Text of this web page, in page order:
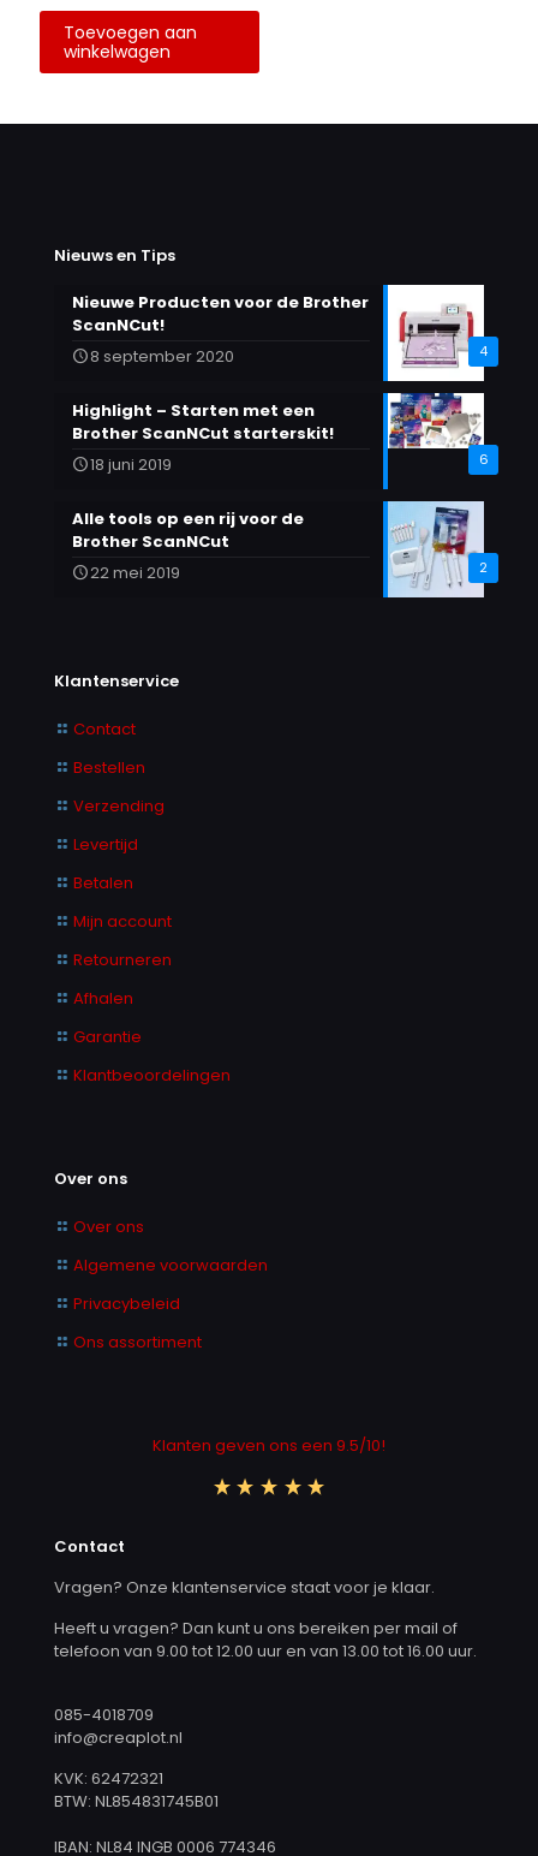
Toevoegen aan
winkelwagen
Nieuws en Tips
4
Nieuwe Producten voor de Brother
ScanNCut!
8 september 2020
6
Highlight – Starten met een
Brother ScanNCut starterskit!
18 juni 2019
2
Alle tools op een rij voor de
Brother ScanNCut
22 mei 2019
Klantenservice
Contact
Bestellen
Verzending
Levertijd
Betalen
Mijn account
Retourneren
Afhalen
Garantie
Klantbeoordelingen
Over ons
Over ons
Algemene voorwaarden
Privacybeleid
Ons assortiment
Klanten geven ons een 9.5/10!
Contact
Vragen? Onze klantenservice staat voor je klaar.
Heeft u vragen? Dan kunt u ons bereiken per mail of
telefoon van 9.00 tot 12.00 uur en van 13.00 tot 16.00 uur.
085-4018709
info@creaplot.nl
KVK: 62472321
BTW: NL854831745B01
IBAN: NL84 INGB 0006 774346